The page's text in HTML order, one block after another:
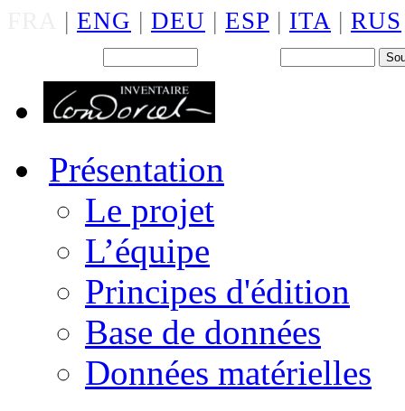
| ENG | DEU | ESP | ITA | RUS
Présentation
Le projet
L’équipe
Principes d'édition
Base de données
Données matérielles